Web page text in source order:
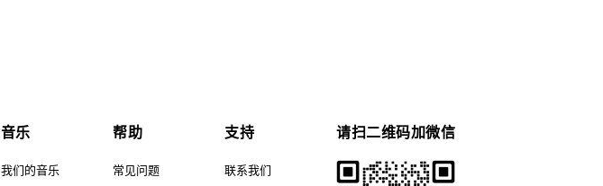
音乐
我们的音乐
帮助
常见问题
支持
联系我们
请扫二维码加微信